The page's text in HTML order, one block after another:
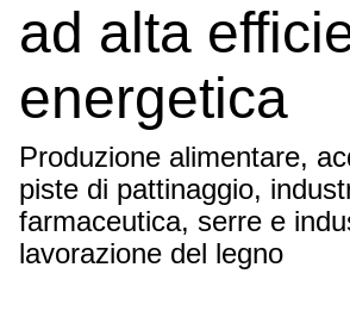
ad alta
energetica
Produzione alimentare,
piste di pattinaggio,
farmaceutica, serre e
lavorazione del legno